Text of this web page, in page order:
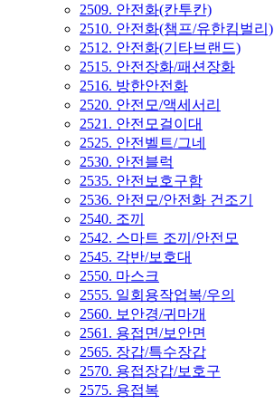
2509. 안전화(칸투칸)
2510. 안전화(챔프/유한킴벌리)
2512. 안전화(기타브랜드)
2515. 안전장화/패션장화
2516. 방한안전화
2520. 안전모/액세서리
2521. 안전모걸이대
2525. 안전벨트/그네
2530. 안전블럭
2535. 안전보호구함
2536. 안전모/안전화 건조기
2540. 조끼
2542. 스마트 조끼/안전모
2545. 각반/보호대
2550. 마스크
2555. 일회용작업복/우의
2560. 보안경/귀마개
2561. 용접면/보안면
2565. 장갑/특수장갑
2570. 용접장갑/보호구
2575. 용접복